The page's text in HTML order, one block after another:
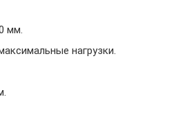
мм.
нагрузки.